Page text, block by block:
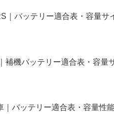
｜バッテリー適合表・容量サ
補機バッテリー適合表・容量
｜バッテリー適合表・容量性